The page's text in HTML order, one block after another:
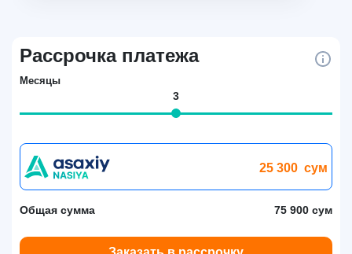
Рассрочка платежа
Месяцы
3
25 300 сум
Общая сумма 75 900 сум